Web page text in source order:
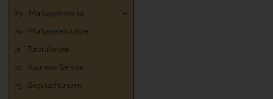
69 - Montagematerial
70 - Montageleistungen
71 - Torprüfungen
72 - Ausmess-Service
73 - Begutachtungen